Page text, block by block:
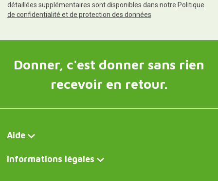
détaillées supplémentaires sont disponibles dans notre Politique
de confidentialité et de protection des données
Donner, c'est donner sans rien
recevoir en retour.
Aide
Informations légales